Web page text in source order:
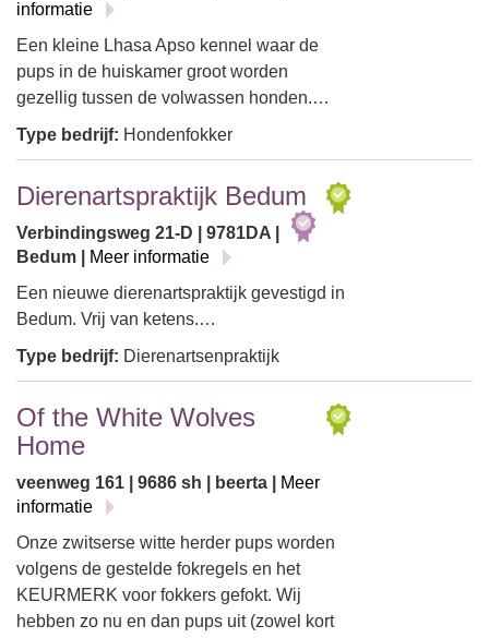
informatie
Een kleine Lhasa Apso kennel waar de
pups in de huiskamer groot worden
gezellig tussen de volwassen honden.…
Type bedrijf: Hondenfokker
Dierenartspraktijk Bedum
Verbindingsweg 21-D | 9781DA |
Bedum |
Meer informatie
Een nieuwe dierenartspraktijk gevestigd in
Bedum. Vrij van ketens.…
Type bedrijf: Dierenartsenpraktijk
Of the White Wolves
Home
veenweg 161 | 9686 sh | beerta |
Meer
informatie
Onze zwitserse witte herder pups worden
volgens de gestelde fokregels en het
KEURMERK voor fokkers gefokt. Wij
hebben zo nu en dan pups uit (zowel kort